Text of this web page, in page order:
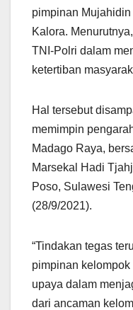
pimpinan
Kalora.
TNI-Polri dalam
ketertiban
Hal tersebut
memimpin
Madago Raya,
Marsekal Hadi
Poso, Sulawesi
(28/9/2021).
“Tindakan tegas
pimpinan kelompok
upaya dalam
dari ancaman